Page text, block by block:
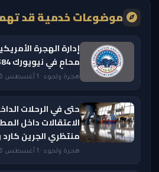
موضوعات خدمية قد
إدارة الهجرة
محامٍ في نيويورك 470584 دولاراً
هجرة ولجوء · 1 أغسطس 2026 — 7:10 PM
الاعتقالات داخل
منتظري الجرين كارد
هجرة ولجوء · 1 أغسطس 2026 — 12:51 PM